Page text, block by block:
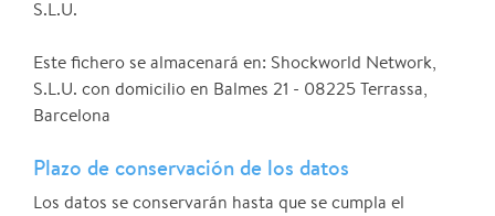
S.L.U.
Este fichero se almacenará en: Shockworld Network,
S.L.U. con domicilio en Balmes 21 - 08225 Terrassa,
Barcelona
Plazo de conservación de los datos
Los datos se conservarán hasta que se cumpla el